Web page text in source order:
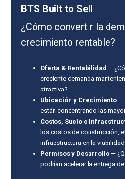
BTS Built to Sell
¿Cómo convertir la
crecimiento rentable?
Oferta & Rentabilidad —
creciente demanda
atractiva?
Ubicación y Crecimiento —
están concentrando las
Costos, Suelo e
los costos de construcción,
infraestructura en la
Permisos y Desarrollo —
podrían acelerar la entrega